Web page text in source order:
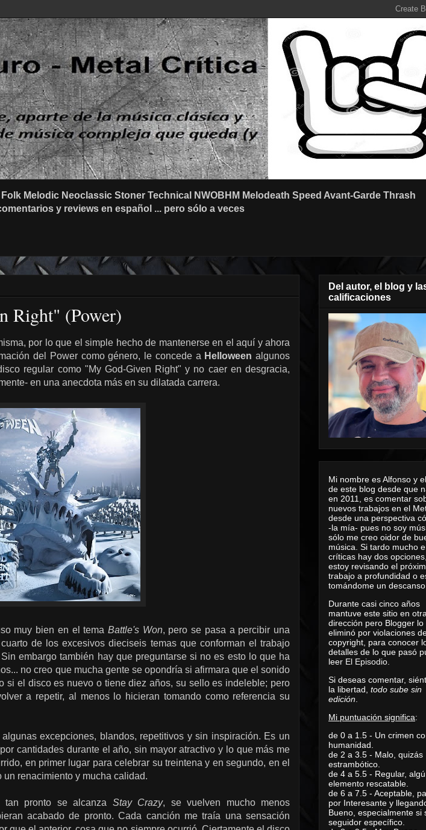
Melodic Neoclassic Stoner Technical NWOBHM Melodeath Speed Avant-Garde Thrash
y reviews en español ... pero sólo a veces
Right" (Power)
por lo que el simple hecho de mantenerse en el aquí y ahora
del Power como género, le concede a Helloween algunos
regular como "My God-Given Right" y no caer en desgracia,
en una anecdota más en su dilatada carrera.
muy bien en el tema Battle's Won, pero se pasa a percibir una
de los excesivos dieciseis temas que conforman el trabajo
embargo también hay que preguntarse si no es esto lo que ha
no creo que mucha gente se opondría si afirmara que el sonido
si el disco es nuevo o tiene diez años, su sello es indeleble; pero
a repetir, al menos lo hicieran tomando como referencia su
excepciones, blandos, repetitivos y sin inspiración. Es un
cantidades durante el año, sin mayor atractivo y lo que más me
en primer lugar para celebrar su treintena y en segundo, en el
renacimiento y mucha calidad.
pronto se alcanza Stay Crazy, se vuelven mucho menos
acabado de pronto. Cada canción me traía una sensación
Del autor, el blog y
calificaciones
Mi nombre es Alfonso y
de este blog desde que
en 2011, es comentar
nuevos trabajos en el
desde una perspectiva
-la mía- pues no soy
sólo me creo oidor de
música. Si tardo mucho
críticas hay dos
estoy revisando el
trabajo a profundidad o
tomándome un
Durante casi cinco años
mantuve este sitio en
dirección pero Blogger lo
eliminó por violaciones
copyright, para conocer
detalles de lo que pasó
leer El Episodio
Si deseas comentar,
la libertad, todo sube sin
edición
Mi puntuación significa:
de 0 a 1.5 - Un crimen
humanidad.
de 2 a 3.5 - Malo, quizás
estrambótico.
de 4 a 5.5 - Regular,
elemento rescatable.
de 6 a 7.5 - Aceptable,
por Interesante y
Bueno, especialmente si
seguidor específico.